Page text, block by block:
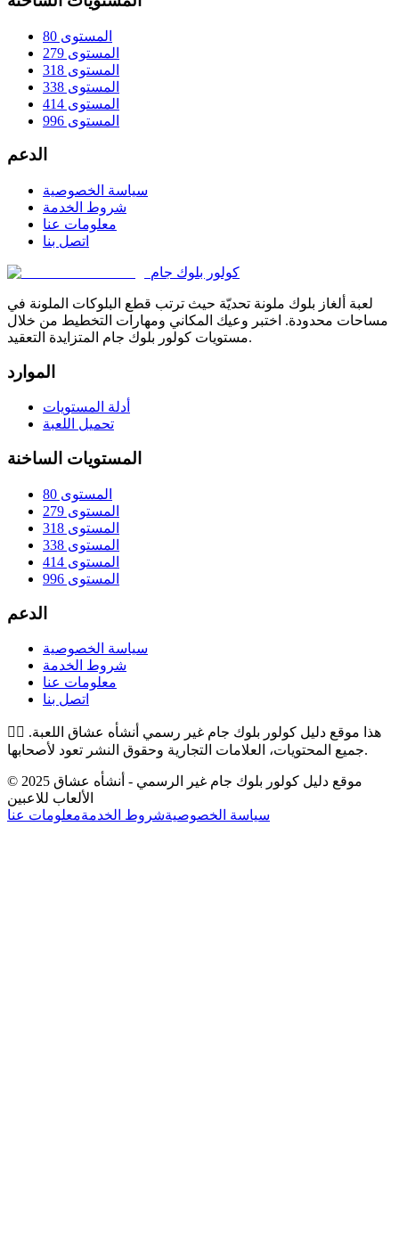
المستوى 80
المستوى 279
المستوى 318
المستوى 338
المستوى 414
المستوى 996
الدعم
سياسة الخصوصية
شروط الخدمة
معلومات عنا
اتصل بنا
كولور بلوك جام
لعبة ألغاز بلوك ملونة تحديّة حيث ترتب قطع البلوكات الملونة في
مساحات محدودة. اختبر وعيك المكاني ومهارات التخطيط من خلال
مستويات كولور بلوك جام المتزايدة التعقيد.
الموارد
أدلة المستويات
تحميل اللعبة
المستويات الساخنة
المستوى 80
المستوى 279
المستوى 318
المستوى 338
المستوى 414
المستوى 996
الدعم
سياسة الخصوصية
شروط الخدمة
معلومات عنا
اتصل بنا
👉🏻 هذا موقع دليل كولور بلوك جام غير رسمي أنشأه عشاق اللعبة.
جميع المحتويات، العلامات التجارية وحقوق النشر تعود لأصحابها.
© 2025 موقع دليل كولور بلوك جام غير الرسمي - أنشأه عشاق
الألعاب للاعبين
سياسة الخصوصيةشروط الخدمةمعلومات عنا